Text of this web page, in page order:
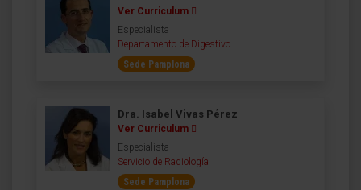
Ver Curriculum
Especialista
Departamento de Digestivo
Sede Pamplona
Dra. Isabel Vivas Pérez
Ver Curriculum
Especialista
Servicio de Radiología
Sede Pamplona